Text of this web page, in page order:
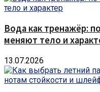
Вода как тренажёр:
меняют тело и
13.07.2026